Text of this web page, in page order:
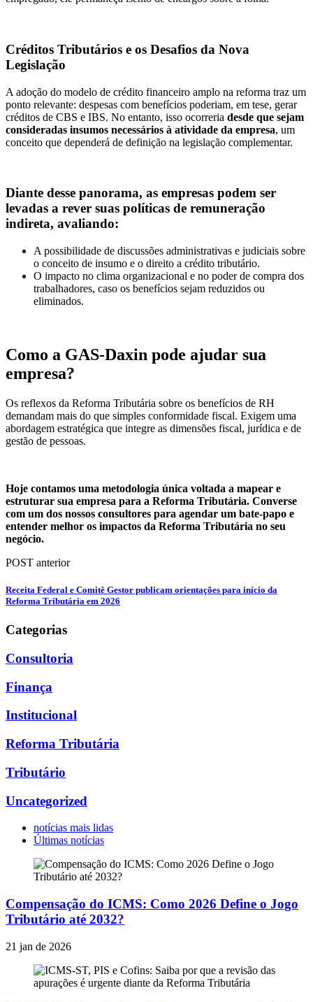
Créditos Tributários e os Desafios da Nova
Legislação
A adoção do modelo de crédito financeiro amplo na reforma traz um
ponto relevante: despesas com benefícios poderiam, em tese, gerar
créditos de CBS e IBS. No entanto, isso ocorreria desde que sejam
consideradas insumos necessários à atividade da empresa, um
conceito que dependerá de definição na legislação complementar.
Diante desse panorama, as empresas podem ser
levadas a rever suas políticas de remuneração
indireta, avaliando:
A possibilidade de discussões administrativas e judiciais sobre
o conceito de insumo e o direito a crédito tributário.
O impacto no clima organizacional e no poder de compra dos
trabalhadores, caso os benefícios sejam reduzidos ou
eliminados.
Como a GAS-Daxin pode ajudar sua
empresa?
Os reflexos da Reforma Tributária sobre os benefícios de RH
demandam mais do que simples conformidade fiscal. Exigem uma
abordagem estratégica que integre as dimensões fiscal, jurídica e de
gestão de pessoas.
Hoje contamos uma metodologia única voltada a mapear e
estruturar sua empresa para a Reforma Tributária. Converse
com um dos nossos consultores para agendar um bate-papo e
entender melhor os impactos da Reforma Tributária no seu
negócio.
POST anterior
Receita Federal e Comitê Gestor publicam orientações para início da
Reforma Tributária em 2026
Categorias
Consultoria
Finança
Institucional
Reforma Tributária
Tributário
Uncategorized
notícias mais lidas
Últimas notícias
Compensação do ICMS: Como 2026 Define o Jogo
Tributário até 2032?
21 jan de 2026